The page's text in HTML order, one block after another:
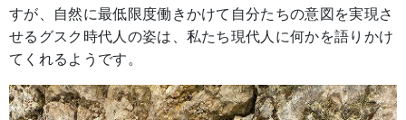
すが、自然に最低限度働きかけて自分たちの意図を実現さ
せるグスク時代人の姿は、私たち現代人に何かを語りかけ
てくれるようです。